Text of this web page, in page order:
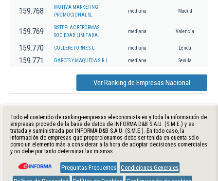
159.768
MOTIVA MARKETING
PROMOCIONAL SL
mediana Madrid
159.769
SISTEPLAC REFORMAS
SOCIEDAD LIMITADA.
mediana Valencia
159.770 CULLERE TORNE S.L. mediana Lérida
159.771 GARCES Y MAQUEDA S.R.L. mediana Sevilla
Ver Ranking de Empresas Nacional
Todo el contenido de ranking-empresas.eleconomista.es y toda la información de
empresas procede de la base de datos de INFORMA D&B S.A.U. (S.M.E.) y es
tratada y suministrada por INFORMA D&B S.A.U. (S.M.E.). En todo caso, la
información de empresas que proporcionamos debe ser tenida en cuenta sólo
como un elemento más a considerar a la hora de adoptar decisiones comerciales
y no debe por tanto determinar las mismas.
Preguntas Frecuentes Condiciones Generales